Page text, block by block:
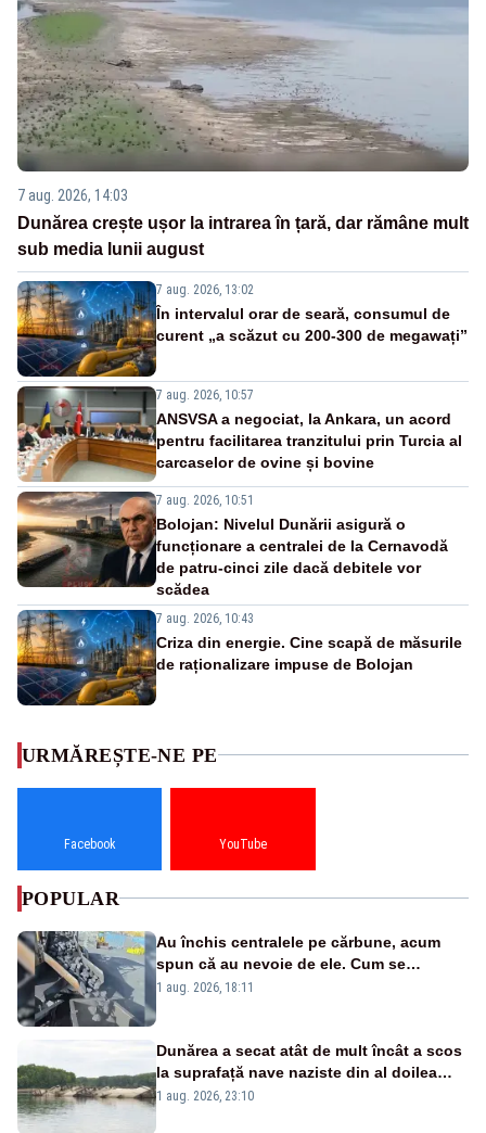
7 aug. 2026, 14:03
Dunărea crește ușor la intrarea în țară, dar rămâne mult
sub media lunii august
7 aug. 2026, 13:02
În intervalul orar de seară, consumul de
curent „a scăzut cu 200-300 de megawați”
7 aug. 2026, 10:57
ANSVSA a negociat, la Ankara, un acord
pentru facilitarea tranzitului prin Turcia al
carcaselor de ovine și bovine
7 aug. 2026, 10:51
Bolojan: Nivelul Dunării asigură o
funcționare a centralei de la Cernavodă
de patru-cinci zile dacă debitele vor
scădea
7 aug. 2026, 10:43
Criza din energie. Cine scapă de măsurile
de raționalizare impuse de Bolojan
URMĂREȘTE-NE PE
Facebook YouTube
POPULAR
Au închis centralele pe cărbune, acum
spun că au nevoie de ele. Cum se
pasează vina în plină criză energetică
1 aug. 2026, 18:11
Dunărea a secat atât de mult încât a scos
la suprafață nave naziste din al doilea
război mondial
1 aug. 2026, 23:10